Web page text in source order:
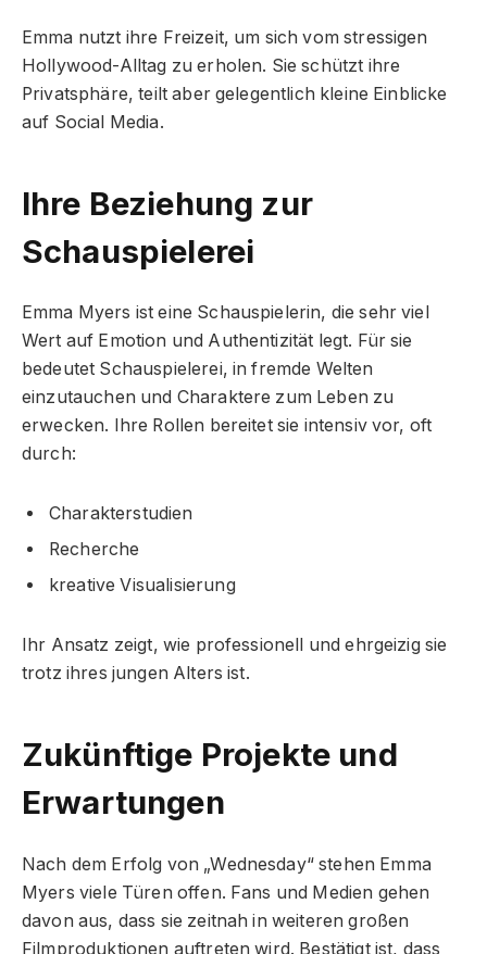
Emma nutzt ihre Freizeit, um sich vom stressigen
Hollywood-Alltag zu erholen. Sie schützt ihre
Privatsphäre, teilt aber gelegentlich kleine Einblicke
auf Social Media.
Ihre Beziehung zur
Schauspielerei
Emma Myers ist eine Schauspielerin, die sehr viel
Wert auf Emotion und Authentizität legt. Für sie
bedeutet Schauspielerei, in fremde Welten
einzutauchen und Charaktere zum Leben zu
erwecken. Ihre Rollen bereitet sie intensiv vor, oft
durch:
Charakterstudien
Recherche
kreative Visualisierung
Ihr Ansatz zeigt, wie professionell und ehrgeizig sie
trotz ihres jungen Alters ist.
Zukünftige Projekte und
Erwartungen
Nach dem Erfolg von „Wednesday“ stehen Emma
Myers viele Türen offen. Fans und Medien gehen
davon aus, dass sie zeitnah in weiteren großen
Filmproduktionen auftreten wird. Bestätigt ist, dass